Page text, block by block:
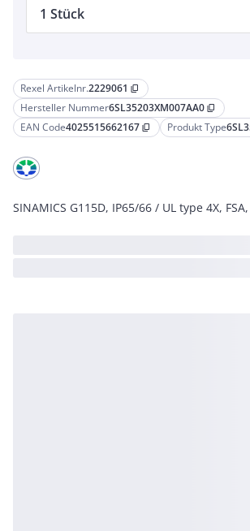
Rexel Artikelnr.2229061 content_copy
Hersteller Nummer6SL35203XM007AA0 content_copy
EAN Code4025515662167 content_copy Produkt Type
SINAMICS G115D, IP65/66 / UL type 4X,
1 Stück